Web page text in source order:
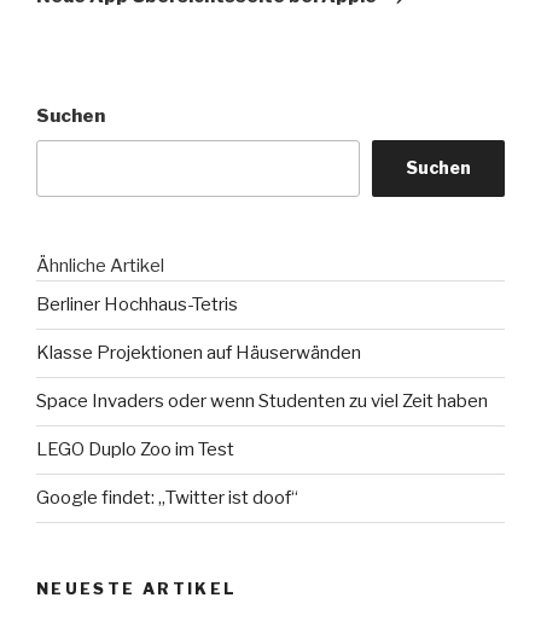
Suchen
Suchen
Ähnliche Artikel
Berliner Hochhaus-Tetris
Klasse Projektionen auf Häuserwänden
Space Invaders oder wenn Studenten zu viel Zeit haben
LEGO Duplo Zoo im Test
Google findet: „Twitter ist doof“
NEUESTE ARTIKEL